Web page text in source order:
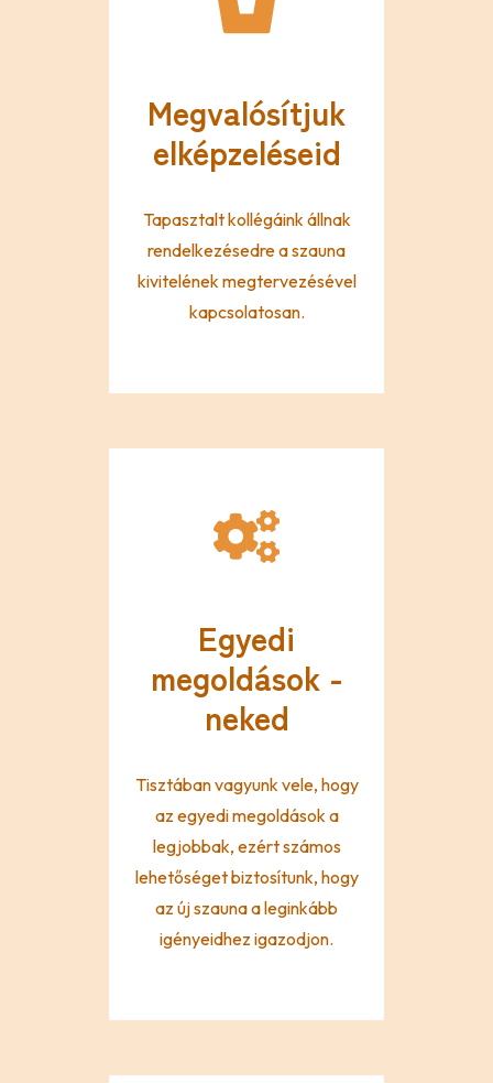
Megvalósítjuk
elképzeléseid
Tapasztalt kollégáink állnak
rendelkezésedre a szauna
kivitelének megtervezésével
kapcsolatosan.
Egyedi
megoldások -
neked
Tisztában vagyunk vele, hogy
az egyedi megoldások a
legjobbak, ezért számos
lehetőséget biztosítunk, hogy
az új szauna a leginkább
igényeidhez igazodjon.